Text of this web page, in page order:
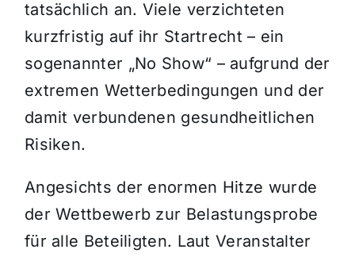
tatsächlich an. Viele verzichteten
kurzfristig auf ihr Startrecht – ein
sogenannter „No Show“ – aufgrund der
extremen Wetterbedingungen und der
damit verbundenen gesundheitlichen
Risiken.
Angesichts der enormen Hitze wurde
der Wettbewerb zur Belastungsprobe
für alle Beteiligten. Laut Veranstalter